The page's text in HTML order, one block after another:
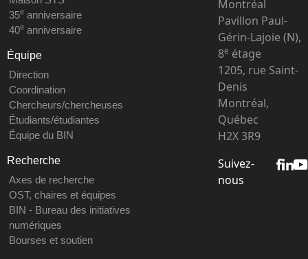
35eanniversaire
40eanniversaire
Équipe
Direction
Coordination
Chercheurs/chercheuses
Étudiants/étudiantes
Équipe du BIN
Recherche
Axes de recherche
OST, chaires et équipes
BIN - Bureau des initiatives
numériques
Bourses et soutien
Montréal
Pavillon Paul-
Gérin-Lajoie (N),
8e étage
1205, rue Saint-
Denis
Montréal,
Québec
H2X 3R9
Suivez-
nous